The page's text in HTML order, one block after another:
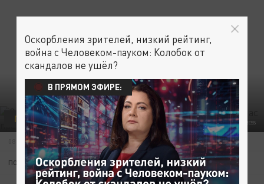
© KYLE MAZZA KEYSTONE PRESS AGENCY/GLOBALLOOKPRESS
ПОЛИТИКА АРМИЯ В МИРЕ
08 НОЯБРЯ 17:26
ПОДПИШИТЕСЬ:
Оскорбления зрителей, низкий рейтинг,
война с Человеком-пауком: Колобок от
скандалов не ушёл?
В ПРЯМОМ ЭФИРЕ: